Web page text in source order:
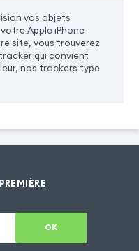
vos objets
Apple iPhone
site, vous trouverez
qui convient
nos trackers type
OK